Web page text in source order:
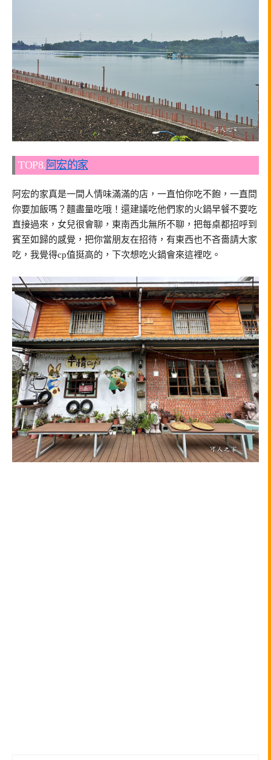
TOP8. 阿宏的家
阿宏的家真是一間人情味滿滿的店，一直怕你吃不飽，一直問
你要加飯嗎？麵盡量吃哦！還建議吃他們家的火鍋早餐不要吃
直接過來，女兒很會聊，東南西北無所不聊，把每桌都招呼到
賓至如歸的感覺，把你當朋友在招待，有東西也不吝嗇請大家
吃，我覺得cp值挺高的，下次想吃火鍋會來這裡吃。